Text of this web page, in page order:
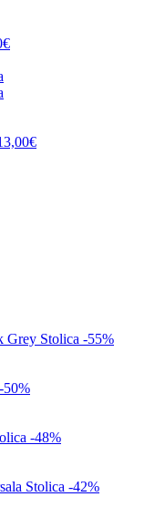
-55%
-50%
-48%
-42%